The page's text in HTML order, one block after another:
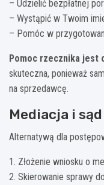
– Udzielić bezpłatnej
– Wystąpić w Twoim
– Pomóc w
Pomoc rzecznika jest
skuteczna, ponieważ
na sprzedawcę.
Mediacja i
Alternatywą dla
1. Złożenie wniosku o
2. Skierowanie sprawy